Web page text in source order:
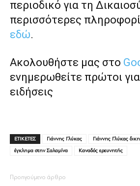
περιοδικό για τη
περισσότερες
εδώ.
Ακολουθήστε μας στο
ενημερωθείτε πρώτοι
ειδήσεις
ΕΤΙΚΕΤΕΣ Γιάννης Γλύκας
Γιάννης Γλύκας
έγκλημα στην Σαλαμίνα
Καναδός ερευνητής
Προηγούμενο άρθρο